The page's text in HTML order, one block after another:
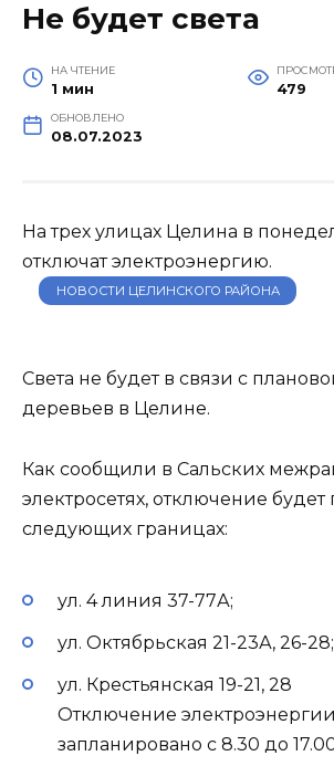
Не будет света
НА ЧТЕНИЕ
1 мин 479
ОБНОВЛЕНО
08.07.2023
На трех улицах Целина в
отключат электроэнергию.
НОВОСТИ ЦЕЛИНСКОГО РАЙОНА
Света не будет в связи с
деревьев в Целине.
Как сообщили в Сальских
электросетях, отключение
следующих границах:
ул. 4 линия 37-77А;
ул. Октябрьская 21-23А, 26-28;
ул. Крестьянская 19-21, 28
Отключение электроэнергии
запланировано с 8.30 до